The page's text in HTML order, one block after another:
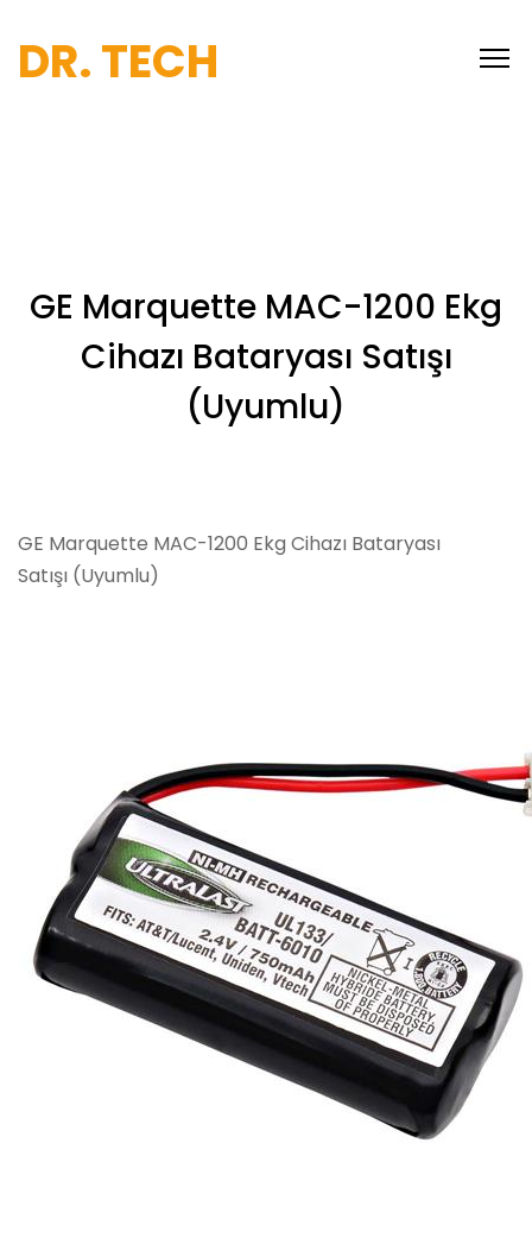
DR. TECH
GE Marquette MAC-1200 Ekg
Cihazı Bataryası Satışı
(Uyumlu)
GE Marquette MAC-1200 Ekg Cihazı Bataryası
Satışı (Uyumlu)